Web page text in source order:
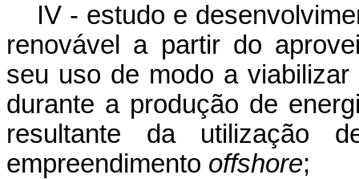
IV - estudo e
renovável a partir do
seu uso de modo a
durante a produção de
resultante da utilização
empreendimento offshore;